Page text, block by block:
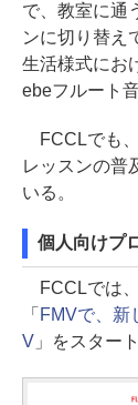
で、教室に通
ンに切り替え
生活様式にお
ebeフルート
FCCLでも、
レッスンの普
いる。
個人向けプ
FCCLでは、
「 FMVで、新
V 」をスター